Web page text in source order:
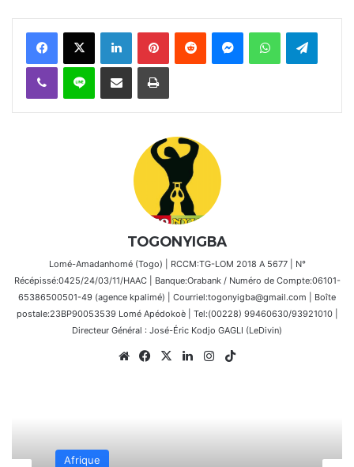
FacebookX Linkedin PinterestReddit MessengerWhatsAppTelegram
Viber Ligne Partager par email Imprimer
TOGONYIGBA
Lomé-Amadanhomé (Togo) | RCCM:TG-LOM 2018 A 5677 | N°
Récépissé:0425/24/03/11/HAAC | Banque:Orabank / Numéro de Compte:06101-
65386500501-49 (agence kpalimé) | Courriel:togonyigba@gmail.com | Boîte
postale:23BP90053539 Lomé Apédokoè | Tel:(00228) 99460630/93921010 |
Directeur Général : José-Éric Kodjo GAGLI (LeDivin)
WebsiteFacebook
X LinkedinInstagram
Afrique